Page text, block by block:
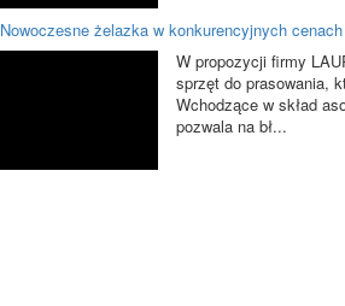
Nowoczesne żelazka w konkurencyjnych cenach
W propozycji firmy
sprzęt do prasowania,
Wchodzące w skład
pozwala na bł...